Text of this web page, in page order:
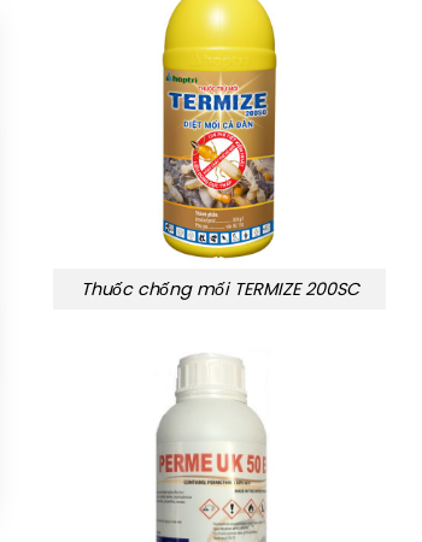
Thuốc chống mối TERMIZE 200SC